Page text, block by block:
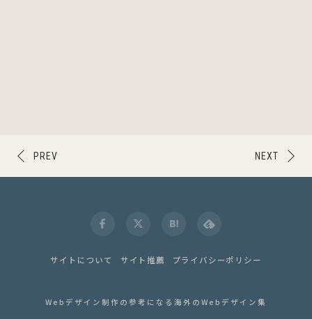
NEXT
PREV
サイトについて サイト推薦 プライバシーポリシー
Webデザイン制作の参考になる海外のWebデザイン集